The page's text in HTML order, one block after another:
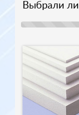
Выбрали